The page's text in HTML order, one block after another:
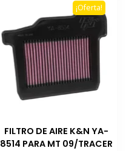
¡Oferta!
FILTRO DE AIRE K&N YA-
8514 PARA MT 09/TRACER